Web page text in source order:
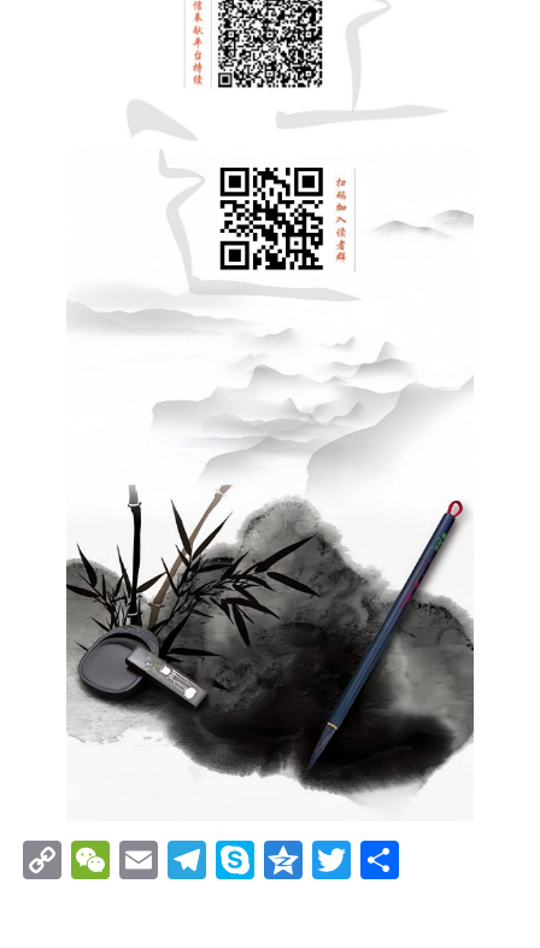
CopyWeChat
EmailTelegram
SkypeQzoneTwitter